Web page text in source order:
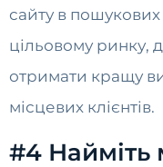
сайту в
цільовому ринку,
отримати кращу
місцевих клієнтів.
#4 Найміть